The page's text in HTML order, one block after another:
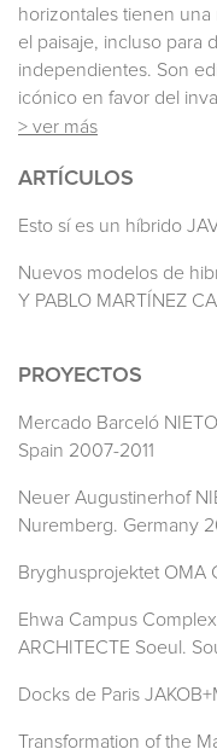
horizontales tienen
el paisaje, incluso para
independientes. Son
icónico en favor del
> ver más
ARTÍCULOS
Esto sí es un híbrido
Nuevos modelos de
Y PABLO MARTÍNEZ
PROYECTOS
Mercado Barceló
Spain 2007-2011
Neuer Augustinerhof
Nuremberg. Germany
Bryghusprojektet OMA
Ehwa Campus
ARCHITECTE Soeul.
Docks de Paris
Transformation of the